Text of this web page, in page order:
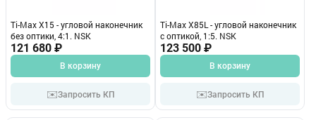
Ti-Max X15 - угловой наконечник
без оптики, 4:1. NSK
121 680 ₽
В корзину
✉️Запросить КП
Ti-Max X85L - угловой наконечник
с оптикой, 1:5. NSK
123 500 ₽
В корзину
✉️Запросить КП